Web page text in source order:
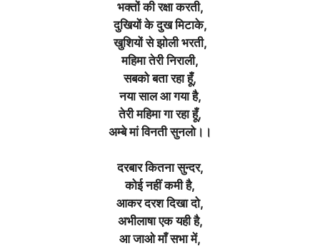
भक्तों की रक्षा करती,
दुखियों के दुख मिटाके,
खुशियों से झोली भरती,
महिमा तेरी निराली,
सबको बता रहा हूँ,
नया साल आ गया है,
तेरी महिमा गा रहा हूँ,
अम्बे मां विनती सुनलो।।
दरबार कितना सुन्दर,
कोई नहीं कमी है,
आकर दरश दिखा दो,
अभीलाषा एक यही है,
आ जाओ माँ सभा में,